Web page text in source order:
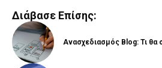
Διάβασε Επίσης:
Ανασχεδιασμός Blog: Τι θα